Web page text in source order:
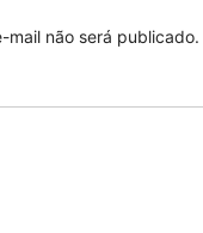
mail não será publicado.